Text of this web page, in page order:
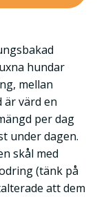
hundar
mellan
värd en
per dag
under dagen.
skål med
(tänk på
att dem